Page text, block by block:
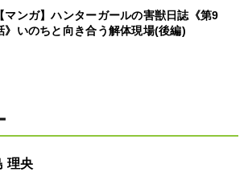
【マンガ】ハンターガールの害獣日誌《第9
》いのちと向き合う解体現場(後編)
理央